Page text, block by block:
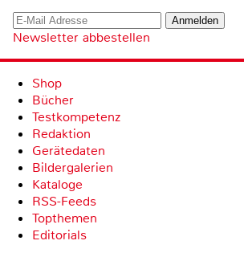
Newsletter abbestellen
Shop
Bücher
Testkompetenz
Redaktion
Gerätedaten
Bildergalerien
Kataloge
RSS-Feeds
Topthemen
Editorials